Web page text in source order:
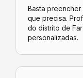
Basta
que precisa.
do distrito de
personalizadas.